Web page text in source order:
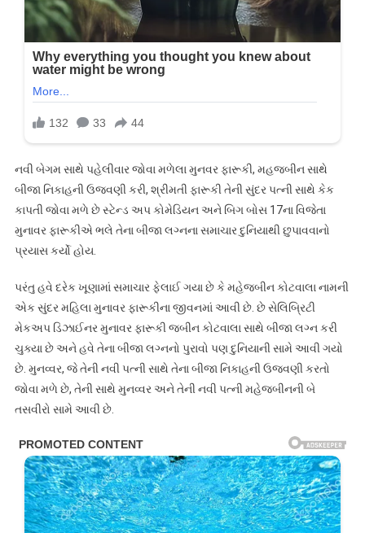
નવી બેગમ સાથે પહેલીવાર જોવા મળેલા મુનવર ફારૂકી, મહજબીન સાથે
બીજા નિકાહની ઉજવણી કરી, શ્રીમતી ફારૂકી તેની સુંદર પત્ની સાથે કેક
કાપતી જોવા મળે છે સ્ટેન્ડ અપ કોમેડિયન અને બિગ બોસ 17ના વિજેતા
મુનાવર ફારૂકીએ ભલે તેના બીજા લગ્નના સમાચાર દુનિયાથી છુપાવવાનો
પ્રયાસ કર્યો હોય.
પરંતુ હવે દરેક ખૂણામાં સમાચાર ફેલાઈ ગયા છે કે મહેજબીન કોટવાલા નામની
એક સુંદર મહિલા મુનાવર ફારૂકીના જીવનમાં આવી છે. છે સેલિબ્રિટી
મેકઅપ ડિઝાઈનર મુનાવર ફારૂકી જબીન કોટવાલા સાથે બીજા લગ્ન કરી
ચુક્યા છે અને હવે તેના બીજા લગ્નનો પુરાવો પણ દુનિયાની સામે આવી ગયો
છે. મુનવ્વર, જે તેની નવી પત્ની સાથે તેના બીજા નિકાહની ઉજવણી કરતો
જોવા મળે છે, તેની સાથે મુનવ્વર અને તેની નવી પત્ની મહેજબીનની બે
તસવીરો સામે આવી છે.